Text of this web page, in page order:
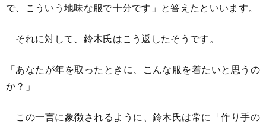
で、こういう地味な服で十分です」と答えたといいます。
それに対して、鈴木氏はこう返したそうです。
「あなたが年を取ったときに、こんな服を着たいと思うの
か？」
この一言に象徴されるように、鈴木氏は常に「作り手の